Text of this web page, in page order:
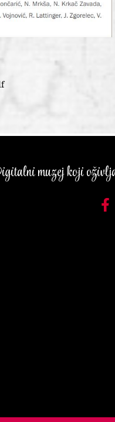
muzej koji